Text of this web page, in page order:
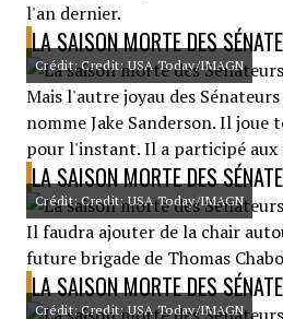
l'an dernier.
LA SAISON MORTE DES
Crédit: Credit: USA Today/IMAGN
Mais l'autre joyau des
nomme Jake Sanderson. Il
pour l'instant. Il a participé aux
LA SAISON MORTE DES
Crédit: Credit: USA Today/IMAGN
Il faudra ajouter de la chair
future brigade de Thomas
LA SAISON MORTE DES
Crédit: Credit: USA Today/IMAGN